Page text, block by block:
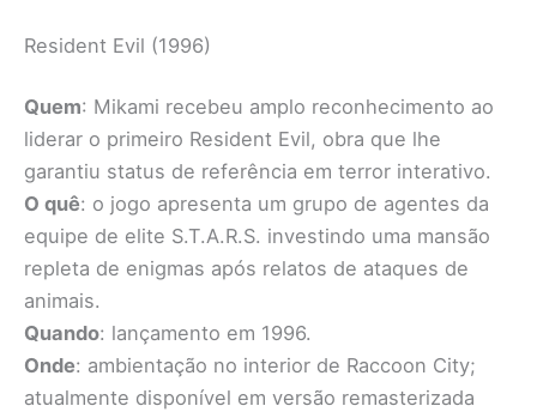
Resident Evil (1996)
Quem: Mikami recebeu amplo reconhecimento ao
liderar o primeiro Resident Evil, obra que lhe
garantiu status de referência em terror interativo.
O quê: o jogo apresenta um grupo de agentes da
equipe de elite S.T.A.R.S. investindo uma mansão
repleta de enigmas após relatos de ataques de
animais.
Quando: lançamento em 1996.
Onde: ambientação no interior de Raccoon City;
atualmente disponível em versão remasterizada